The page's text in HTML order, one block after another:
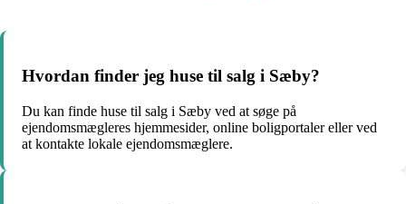
Hvordan finder jeg huse til salg i Sæby?
Du kan finde huse til salg i Sæby ved at søge på
ejendomsmægleres hjemmesider, online boligportaler eller ved
at kontakte lokale ejendomsmæglere.